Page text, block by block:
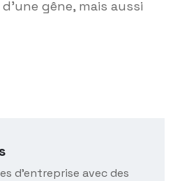
gêne, mais aussi
d’entreprise avec des